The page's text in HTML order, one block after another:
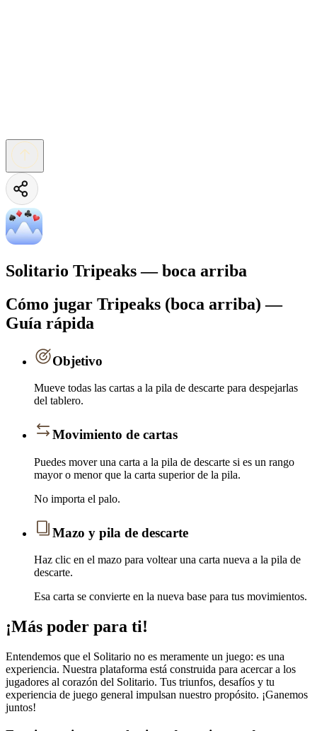
Solitario Tripeaks — boca arriba
Cómo jugar Tripeaks (boca arriba) —
Guía rápida
Objetivo
Mueve todas las cartas a la pila de descarte para despejarlas
del tablero.
Movimiento de cartas
Puedes mover una carta a la pila de descarte si es un rango
mayor o menor que la carta superior de la pila.
No importa el palo.
Mazo y pila de descarte
Haz clic en el mazo para voltear una carta nueva a la pila de
descarte.
Esa carta se convierte en la nueva base para tus movimientos.
¡Más poder para ti!
Entendemos que el Solitario no es meramente un juego: es una
experiencia. Nuestra plataforma está construida para acercar a los
jugadores al corazón del Solitario. Tus triunfos, desafíos y tu
experiencia de juego general impulsan nuestro propósito. ¡Ganemos
juntos!